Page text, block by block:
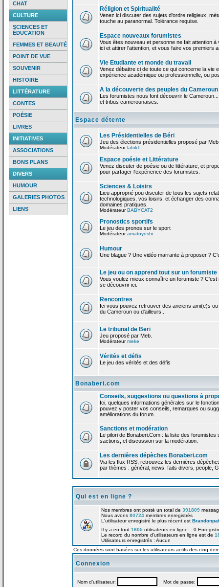
CHAT
CULTURE
SCIENCES ET
ÉDUCATION
FEMMES ET BEAUTÉ
POINT DE VUE
SOUVENIR
HISTOIRE
LITTÉRATURE
CONTES
POÉSIE
LIVRES
INITIATIVES
ASSOCIATIONS
BONS PLANS
DIVERS
HUMOUR
GALERIES PHOTOS
LIENS
Réligion et Spiritualité
Venez ici discuter des sujets d'ordre religieux,
touche au paranormal. Tolérance requise.
Espace nouveaux forumistes
Vous êtes nouveau et personne ne fait attention
ici et attirer l'attention, et vous faire vos premiers
Vie Etudiante et monde du travail
Venez débattre ci de toute ce qui concerne la vie
expérience académique ou professionnelle, ou
A la découverte des peuples du Cameroun
Les forumistes nous font découvrir le
et tribus camerounaises.
Espace détente
Les Présidentielles de Béri
Jeu des élections présidentielles proposé par Meb
Modérateurlafrik1
Espace poésie et Littérature
Venez discuter de poésie ou de littérature, et
pour partager l'expérience des forumistes.
Sciences & Loisirs
Lieu approprié pou discuter de tous les sujets
technologiques, vos loisirs, et échanger des
domaines pratiques.
ModérateurBABYCAT2
Pronostics sportifs
Le jeu des pronos sur le sport
Modérateuramatoyoshi
Humour
Une blague ? Une vidéo marrante à proposer ?
Le jeu ou on apprend tout sur un forumiste
Vous voulez mieux connaître un forumiste ? C'est
se découvrir ici.
Rencontres
Ici vous pouvez retrouver des anciens ami(e)s
du Cameroun ou d'ailleurs...
Le tribunal de Beri
Jeu proposé par Meb.
Modérateurmeke
Vérités et défis
Le jeu des vérités et des défis
Bonaberi.com
Conseils, suggestions ou questions à
Ici, quelques informations générales sur le
pouvez y poster vos conseils, remarques ou
améliorations du forum.
Sanctions et modération
Le pilori de Bonaberi.Com : la liste des
sactions, et discussion sur la modération.
Les dernières dépèches Bonaberi.com
Via les flux RSS, retrouvez les dernières
par thèmes : général, news, faits divers, people,
Qui est en ligne ?
Nos membres ont posté un total de 391809
Nous avons 80724 membres enregistrés
L'utilisateur enregistré le plus récent est Brandonpaf
Il y a en tout 1605 utilisateurs en ligne :: 0
Le record du nombre d'utilisateurs en ligne est de
Utilisateurs enregistrés : Aucun
Ces données sont basées sur les utilisateurs actifs des cinq
Connexion
Nom d'utilisateur: Mot de passe: